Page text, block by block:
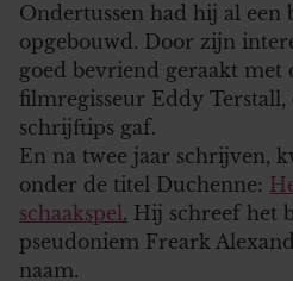
Ondertussen had hij al een
opgebouwd. Door zijn
goed bevriend geraakt met
filmregisseur Eddy
schrijftips gaf.
En na twee jaar schrijven,
onder de titel Duchenne:
schaakspel. Hij schreef het
pseudoniem Freark
naam.